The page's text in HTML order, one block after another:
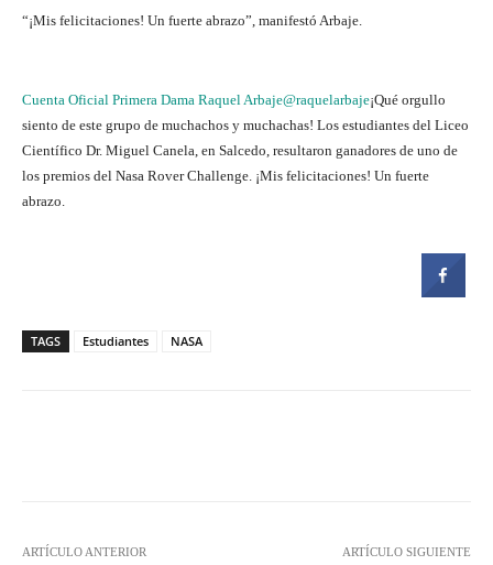
“¡Mis felicitaciones! Un fuerte abrazo”, manifestó Arbaje.
Cuenta Oficial Primera Dama Raquel Arbaje@raquelarbaje¡Qué orgullo
siento de este grupo de muchachos y muchachas! Los estudiantes del Liceo
Científico Dr. Miguel Canela, en Salcedo, resultaron ganadores de uno de
los premios del Nasa Rover Challenge. ¡Mis felicitaciones! Un fuerte
abrazo.
TAGS Estudiantes NASA
ARTÍCULO ANTERIOR ARTÍCULO SIGUIENTE